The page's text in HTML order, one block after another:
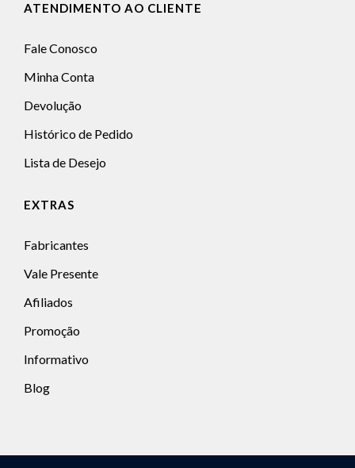
ATENDIMENTO AO CLIENTE
Fale Conosco
Minha Conta
Devolução
Histórico de Pedido
Lista de Desejo
EXTRAS
Fabricantes
Vale Presente
Afiliados
Promoção
Informativo
Blog